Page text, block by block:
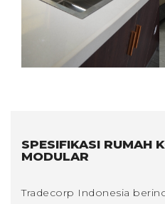
SPESIFIKASI RUMAH
MODULAR
Tradecorp Indonesia